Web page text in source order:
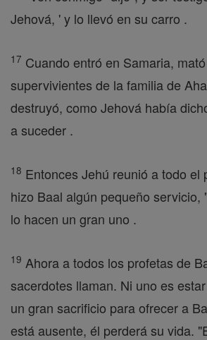
Jehová, ' y lo llevó en su carro .
17 Cuando entró en Samaria,
supervivientes de la familia de
destruyó, como Jehová había
a suceder .
18 Entonces Jehú reunió a todo el
hizo Baal algún pequeño servicio,
lo hacen un gran uno .
19 Ahora a todos los profetas de
sacerdotes llaman. Ni uno es
un gran sacrificio para ofrecer a
está ausente, él perderá su vida.